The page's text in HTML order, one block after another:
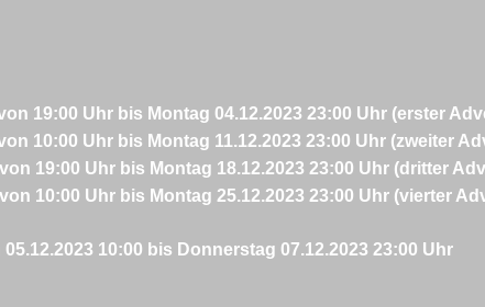
19:00 Uhr bis Montag 04.12.2023 23:00 Uhr (erster
10:00 Uhr bis Montag 11.12.2023 23:00 Uhr (zweiter
19:00 Uhr bis Montag 18.12.2023 23:00 Uhr (dritter
10:00 Uhr bis Montag 25.12.2023 23:00 Uhr (vierter
10:00 bis Donnerstag 07.12.2023 23:00 Uhr